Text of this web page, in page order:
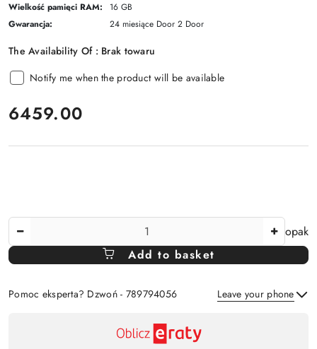
Wielkość pamięci RAM:
16 GB
Gwarancja:
24 miesiące Door 2 Door
The Availability Of : Brak towaru
Notify me when the product will be available
price:
6459.00
Amount
Of
opak
Add to basket
Pomoc eksperta? Dzwoń - 789794056 Leave your phone